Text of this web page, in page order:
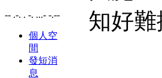
-- .-. . -. ...- -.--
個人空
間
發短消
息
知好